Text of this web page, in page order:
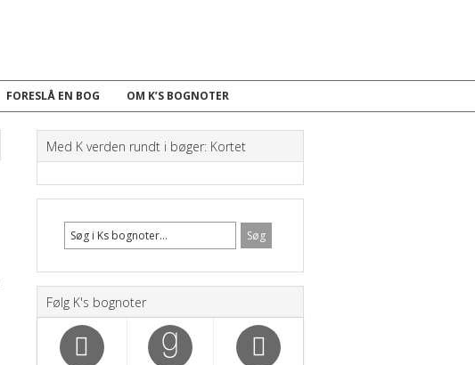
FORESLÅ EN BOG OM K’S BOGNOTER
Med K verden rundt i bøger: Kortet
Følg K's bognoter